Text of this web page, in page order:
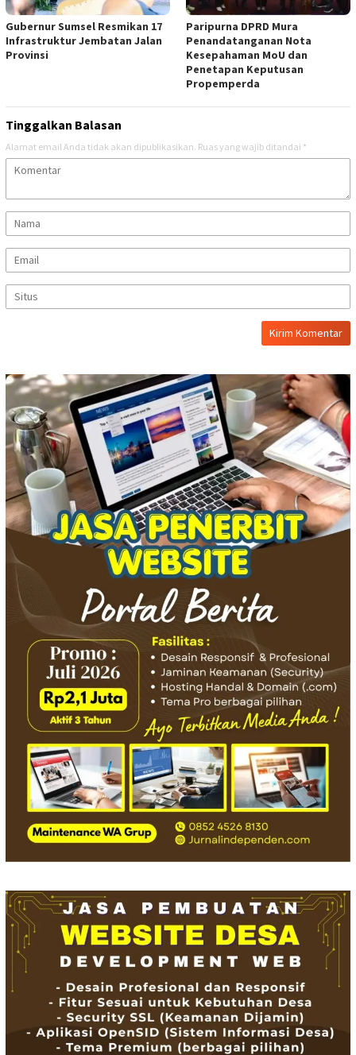
Gubernur Sumsel Resmikan 17
Infrastruktur Jembatan Jalan
Provinsi
Paripurna DPRD Mura
Penandatanganan Nota
Kesepahaman MoU dan
Penetapan Keputusan
Propemperda
Tinggalkan Balasan
Alamat email Anda tidak akan dipublikasikan. Ruas yang wajib ditandai *